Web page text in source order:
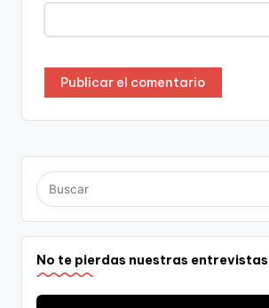
No te pierdas nuestras entrevistas